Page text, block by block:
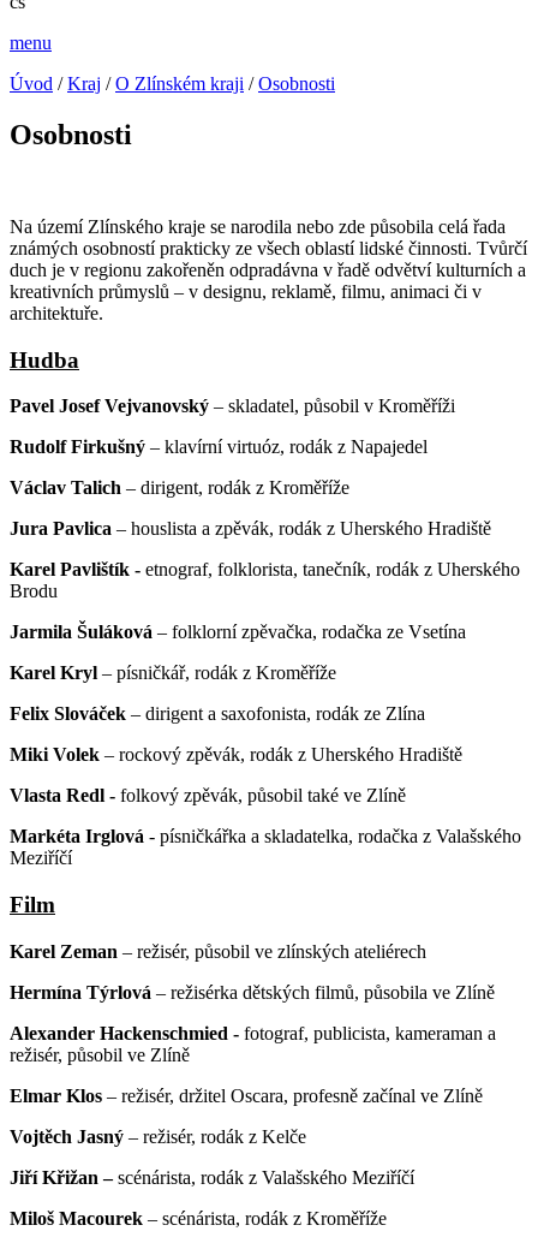
menu
Úvod /Kraj /O Zlínském kraji /Osobnosti
Osobnosti
Na území Zlínského kraje se narodila nebo zde působila celá řada
známých osobností prakticky ze všech oblastí lidské činnosti. Tvůrčí
duch je v regionu zakořeněn odpradávna v řadě odvětví kulturních a
kreativních průmyslů – v designu, reklamě, filmu, animaci či v
architektuře.
Hudba
Pavel Josef Vejvanovský – skladatel, působil v Kroměříži
Rudolf Firkušný – klavírní virtuóz, rodák z Napajedel
Václav Talich – dirigent, rodák z Kroměříže
Jura Pavlica – houslista a zpěvák, rodák z Uherského Hradiště
Karel Pavlištík - etnograf, folklorista, tanečník, rodák z Uherského
Brodu
Jarmila Šuláková – folklorní zpěvačka, rodačka ze Vsetína
Karel Kryl – písničkář, rodák z Kroměříže
Felix Slováček – dirigent a saxofonista, rodák ze Zlína
Miki Volek – rockový zpěvák, rodák z Uherského Hradiště
Vlasta Redl - folkový zpěvák, působil také ve Zlíně
Markéta Irglová - písničkářka a skladatelka, rodačka z Valašského
Meziříčí
Film
Karel Zeman – režisér, působil ve zlínských ateliérech
Hermína Týrlová – režisérka dětských filmů, působila ve Zlíně
Alexander Hackenschmied - fotograf, publicista, kameraman a
režisér, působil ve Zlíně
Elmar Klos – režisér, držitel Oscara, profesně začínal ve Zlíně
Vojtěch Jasný – režisér, rodák z Kelče
Jiří Křižan –scénárista, rodák z Valašského Meziříčí
Miloš Macourek – scénárista, rodák z Kroměříže